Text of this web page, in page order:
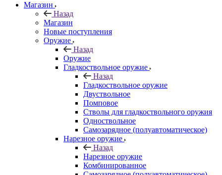
Магазин
Назад
Магазин
Новые поступления
Оружие
Назад
Оружие
Гладкоствольное оружие
Назад
Гладкоствольное оружие
Двуствольное
Помповое
Стволы для гладкоствольного оружия
Одноствольное
Самозарядное (полуавтоматическое)
Нарезное оружие
Назад
Нарезное оружие
Комбинированное